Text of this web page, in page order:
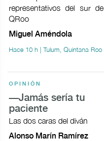
representativos del sur de
QRoo
Miguel Améndola
Hace 10 h | Tulum, Quintana Roo
OPINIÓN
—Jamás sería tu
paciente
Las dos caras del diván
Alonso Marín Ramírez